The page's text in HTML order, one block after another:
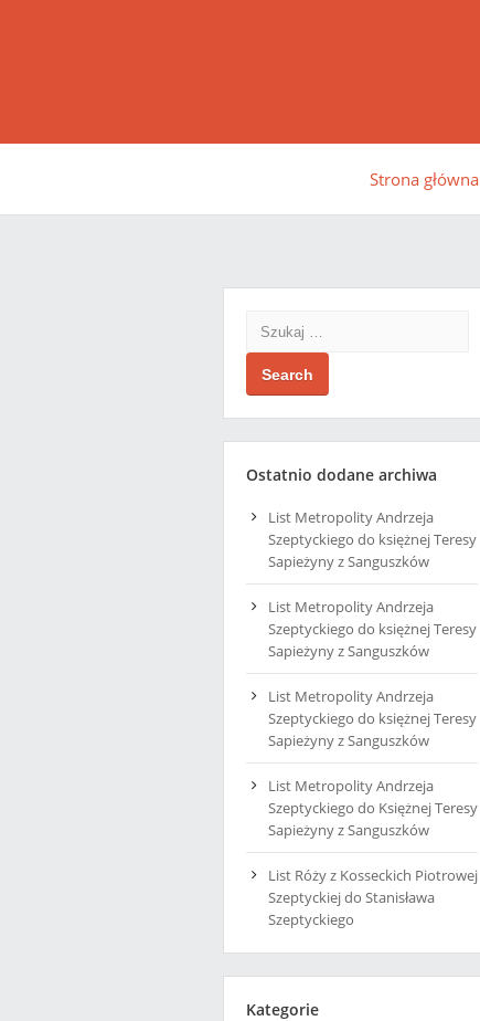
Strona główna
Search
Ostatnio dodane archiwa
List Metropolity Andrzeja
Szeptyckiego do księżnej Teresy
Sapieżyny z Sanguszków
List Metropolity Andrzeja
Szeptyckiego do księżnej Teresy
Sapieżyny z Sanguszków
List Metropolity Andrzeja
Szeptyckiego do księżnej Teresy
Sapieżyny z Sanguszków
List Metropolity Andrzeja
Szeptyckiego do Księżnej Teresy
Sapieżyny z Sanguszków
List Róży z Kosseckich Piotrowej
Szeptyckiej do Stanisława
Szeptyckiego
Kategorie